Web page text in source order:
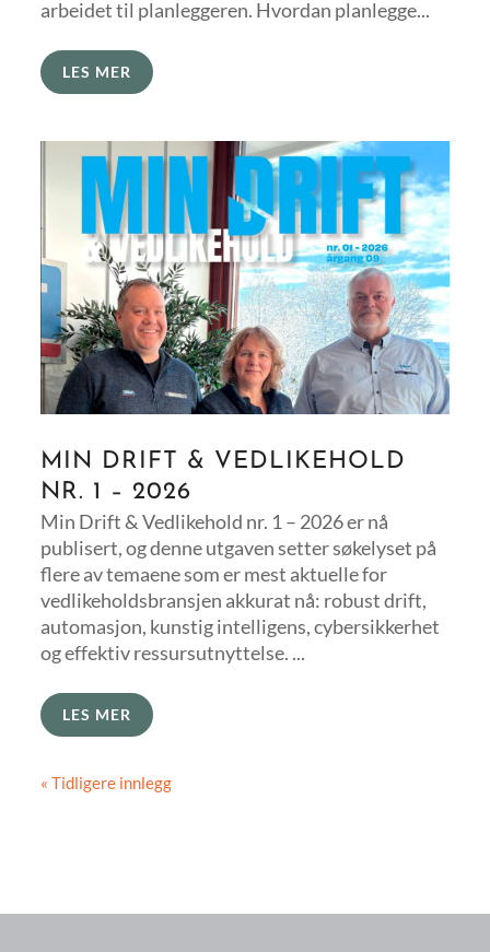
arbeidet til planleggeren. Hvordan planlegge...
LES MER
MIN DRIFT & VEDLIKEHOLD
NR. 1 – 2026
Min Drift & Vedlikehold nr. 1 – 2026 er nå
publisert, og denne utgaven setter søkelyset på
flere av temaene som er mest aktuelle for
vedlikeholdsbransjen akkurat nå: robust drift,
automasjon, kunstig intelligens, cybersikkerhet
og effektiv ressursutnyttelse. ...
LES MER
« Tidligere innlegg